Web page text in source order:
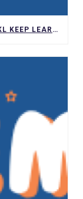
НОВОСТНАЯ РАССЫЛКА МАРТ 2026 | KL KEEP LEARNING